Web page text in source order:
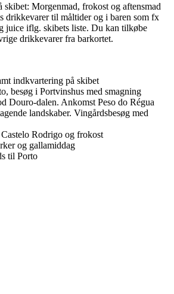
Morgenmad, frokost og aftensmad
drikkevarer til måltider og i baren som fx
juice iflg. skibets liste. Du kan tilkøbe
drikkevarer fra barkortet.
indkvartering på skibet
besøg i Portvinshus med smagning
Douro-dalen. Ankomst Peso do Régua
landskaber. Vingårdsbesøg med
Rodrigo og frokost
og gallamiddag
til Porto